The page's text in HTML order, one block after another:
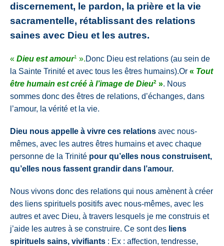
discernement, le pardon, la prière et la vie
sacramentelle, rétablissant des relations
saines avec Dieu et les autres.
« Dieu est amour1 ».Donc Dieu est relations (au sein de
la Sainte Trinité et avec tous les êtres humains).Or « Tout
être humain est créé à l’image de Dieu2 ». Nous
sommes donc des êtres de relations, d’échanges, dans
l’amour, la vérité et la vie.
Dieu nous appelle à vivre ces relations avec nous-
mêmes, avec les autres êtres humains et avec chaque
personne de la Trinité pour qu’elles nous construisent,
qu’elles nous fassent grandir dans l’amour.
Nous vivons donc des relations qui nous amènent à créer
des liens spirituels positifs avec nous-mêmes, avec les
autres et avec Dieu, à travers lesquels je me construis et
j’aide les autres à se construire. Ce sont des liens
spirituels sains, vivifiants : Ex : affection, tendresse,